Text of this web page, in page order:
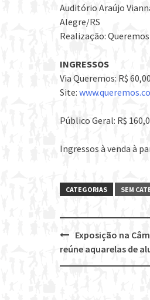
Auditório Araújo
Alegre/RS
Realização:
INGRESSOS
Via Queremos: R$ 60,00
Site:
Público Geral: R$
Ingressos à venda à
CATEGORIAS SEM
Post
navigation
Exposição na
reúne aquarelas de